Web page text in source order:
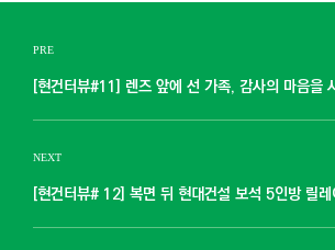
PRE
[현건터뷰#11] 렌즈 앞에 선 가족, 감사의 마음을
NEXT
[현건터뷰# 12] 복면 뒤 현대건설 보석 5인방 릴